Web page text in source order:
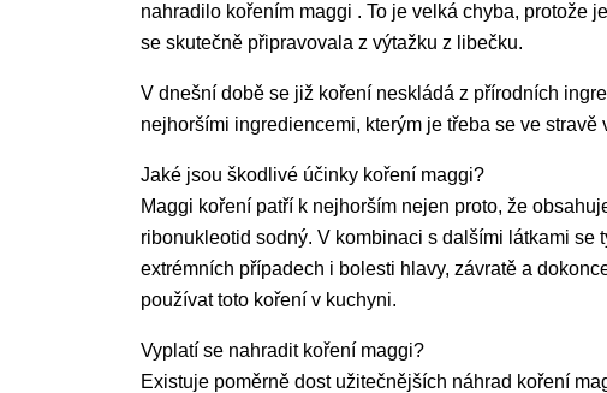
nahradilo kořením maggi . To je velká chyba, protože
se skutečně připravovala z výtažku z libečku.
V dnešní době se již koření neskládá z přírodních
nejhoršími ingrediencemi, kterým je třeba se ve stravě
Jaké jsou škodlivé účinky koření maggi?
Maggi koření patří k nejhorším nejen proto, že
ribonukleotid sodný. V kombinaci s dalšími látkami
extrémních případech i bolesti hlavy, závratě a
používat toto koření v kuchyni.
Vyplatí se nahradit koření maggi?
Existuje poměrně dost užitečnějších náhrad koření